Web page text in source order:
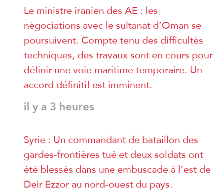
Le ministre iranien des AE : les
négociations avec le sultanat d’Oman se
poursuivent. Compte tenu des difficultés
techniques, des travaux sont en cours pour
définir une voie maritime temporaire. Un
accord définitif est imminent.
il y a 3 heures
Syrie : Un commandant de bataillon des
gardes-frontières tué et deux soldats ont
été blessés dans une embuscade à l’est de
Deir Ezzor au nord-ouest du pays.